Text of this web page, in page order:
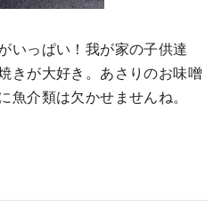
いっぱい！我が家の子供達
きが大好き。あさりのお味噌
魚介類は欠かせませんね。